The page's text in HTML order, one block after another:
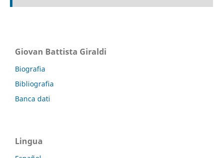
Giovan Battista Giraldi
Biografia
Bibliografia
Banca dati
Lingua